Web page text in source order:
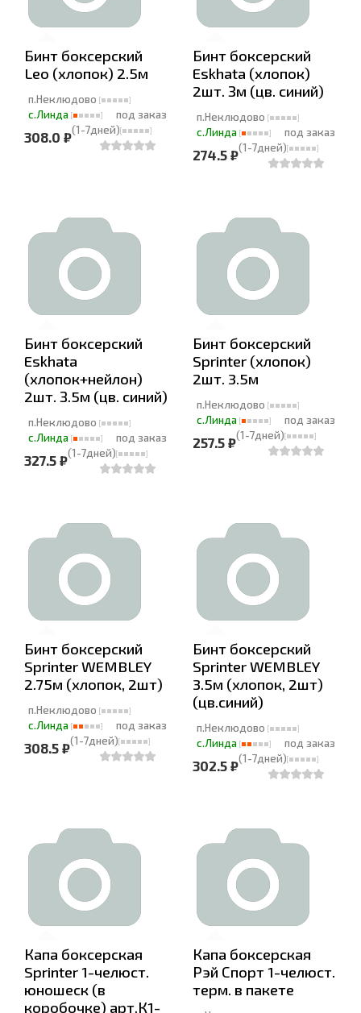
Бинт боксерский
Leo (хлопок) 2.5м
п.Неклюдово
с.Линда
под заказ
(1-7дней)
308.0 ₽
Бинт боксерский
Eskhata (хлопок)
2шт. Зм (цв. синий)
п.Неклюдово
с.Линда
под заказ
(1-7дней)
274.5 ₽
Бинт боксерский
Eskhata
(хлопок+нейлон)
2шт. З.5м (цв. синий)
п.Неклюдово
с.Линда
под заказ
(1-7дней)
327.5 ₽
Бинт боксерский
Sprinter (хлопок)
2шт. 3.5м
п.Неклюдово
с.Линда
под заказ
(1-7дней)
257.5 ₽
Бинт боксерский
Sprinter WEMBLEY
2.75м (хлопок, 2шт)
п.Неклюдово
с.Линда
под заказ
(1-7дней)
308.5 ₽
Бинт боксерский
Sprinter WEMBLEY
3.5м (хлопок, 2шт)
(цв.синий)
п.Неклюдово
с.Линда
под заказ
(1-7дней)
302.5 ₽
Капа боксерская
Sprinter 1-челюст.
юношеск (в
коробочке) арт.К1-
Капа боксерская
Рэй Спорт 1-челюст.
терм. в пакете